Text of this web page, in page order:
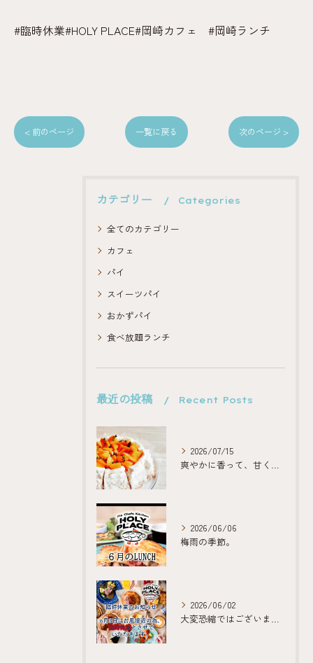
#臨時休業#HOLY PLACE#岡崎カフェ #岡崎ランチ
< 前のページ 一覧に戻る 次のページ >
カテゴリー Categories
全てのカテゴリー
カフェ
パイ
スイーツパイ
おかずパイ
食べ放題ランチ
最近の投稿 Recent Posts
2026/07/15
爽やかに香って、甘くほどける。
2026/06/06
梅雨の季節。
2026/06/02
大変恐縮ではございますが、